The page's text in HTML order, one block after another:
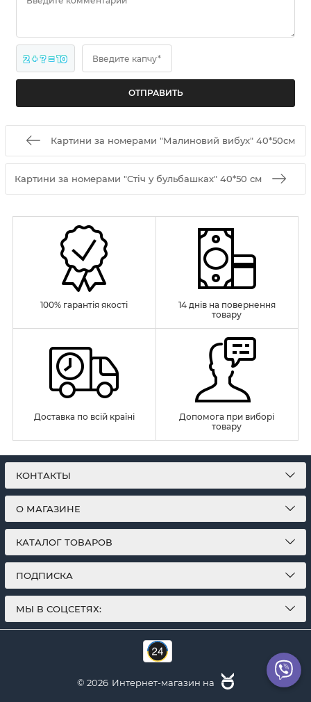
2 + ? = 10 Введите капчу*
Картини за номерами "Малиновий вибух" 40*50см
Картини за номерами "Стіч у бульбашках" 40*50 см
100% гарантія якості
14 днів на повернення
товару
Доставка по всій країні
Допомога при виборі
товару
КОНТАКТЫ
О МАГАЗИНЕ
КАТАЛОГ ТОВАРОВ
ПОДПИСКА
МЫ В СОЦСЕТЯХ:
© 2026 Интернет-магазин на